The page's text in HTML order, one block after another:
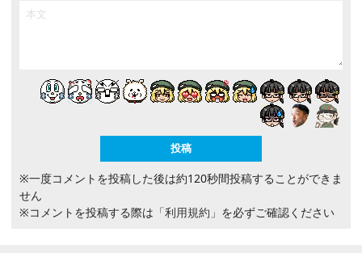
※一度コメントを投稿した後は約120秒間投稿することができま
せん
※コメントを投稿する際は 「利用規約」 を必ずご確認ください